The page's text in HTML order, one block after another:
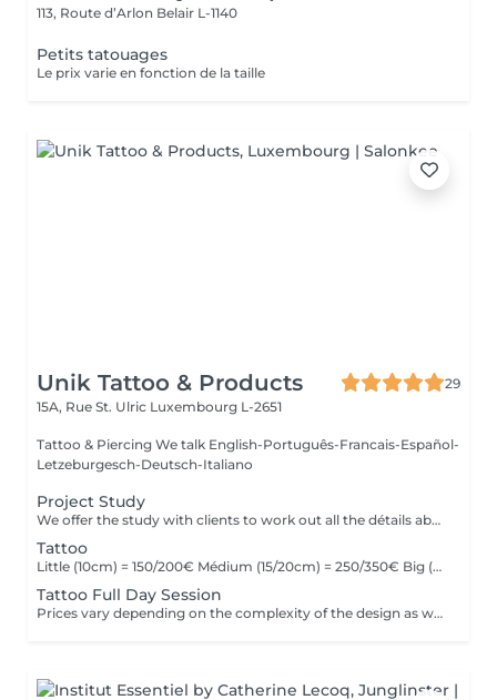
113, Route d’Arlon Belair L-1140
Petits tatouages
Le prix varie en fonction de la taille
Unik Tattoo & Products
29
15A, Rue St. Ulric Luxembourg L-2651
Tattoo & Piercing We talk English-Português-Francais-Español-
Letzeburgesch-Deutsch-Italiano
Project Study
We offer the study with clients to work out all the détails about their tattoo.
Tattoo
Little (10cm) = 150/200€ Médium (15/20cm) = 250/350€ Big (25cm/+) = start at 400€ Custom quotes per project! The prices vary depending on the complexity of the design as well as the área to be tattoed!
Tattoo Full Day Session
Prices vary depending on the complexity of the design as well as the área to be tattoed.